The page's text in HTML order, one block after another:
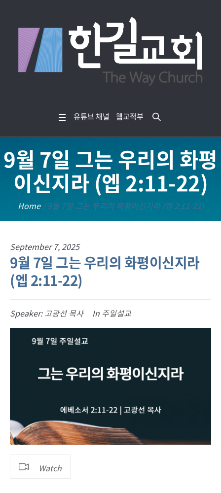
유튜브 채널 웹교적부
9월 7일 그는 우리의 화평
이신지라 (엡 2:11-22)
Home /9월 7일 그는 우리의 화평이신지라 (엡 2:11-22)
September 7, 2025
9월 7일 그는 우리의 화평이신지라
(엡 2:11-22)
Speaker:고광선 목사 In 주일설교
Watch